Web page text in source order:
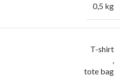
0,5 kg
T-shirt
tote bag